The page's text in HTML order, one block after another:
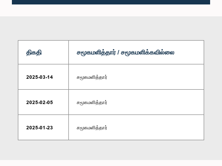
திகதி சமூகமளித்தார் / சமூகமளிக்கவில்லை
2025-03-14 சமூகமளித்தார்
2025-02-05 சமூகமளித்தார்
2025-01-23 சமூகமளித்தார்